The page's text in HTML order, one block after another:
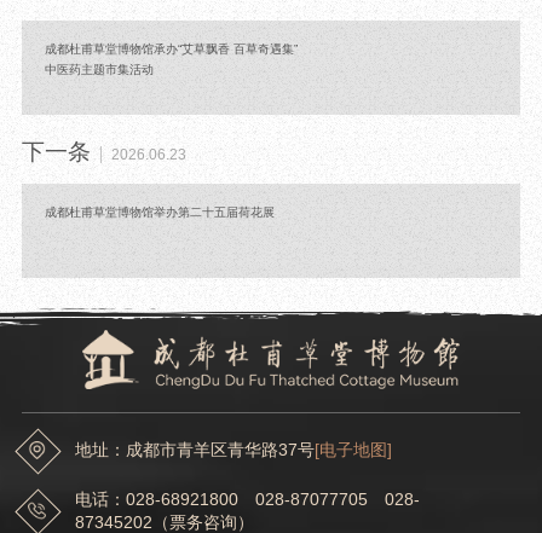
成都杜甫草堂博物馆承办“艾草飘香 百草奇遇集”
中医药主题市集活动
下一条 2026.06.23
成都杜甫草堂博物馆举办第二十五届荷花展
地址：成都市青羊区青华路37号[电子地图]
电话：028-68921800 028-87077705 028-
87345202（票务咨询）